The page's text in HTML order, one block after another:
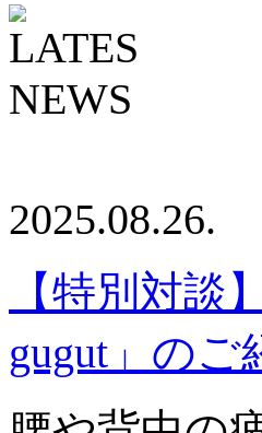
2025.08.26.
【特別対談
gugut」のご